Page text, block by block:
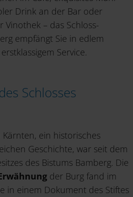
Drink an der Bar oder
Vinothek – das Schloss-
empfängt Sie in edlem
Service.
Schlosses
Kärnten, ein historisches
Geschichte, war seit dem
des Bistums Bamberg. Die
der Burg fand im
in einem Dokument des Stiftes